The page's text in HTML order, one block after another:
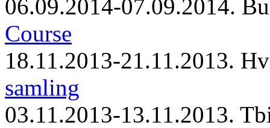
06.09.2014-07.09.2014.
Course
18.11.2013-21.11.2013.
samling
03.11.2013-13.11.2013.